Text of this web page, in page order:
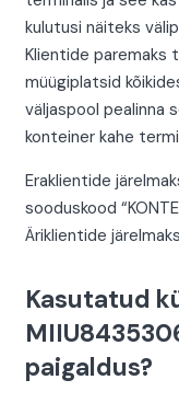
kulutusi näiteks
Klientide paremaks
müügiplatsid
väljaspool pealinna
konteiner kahe
Eraklientide
sooduskood
Äriklientide
Kasutatud
paigaldus?